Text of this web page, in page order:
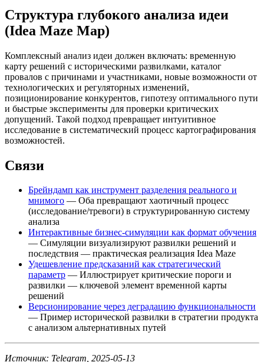
Структура глубокого анализа идеи
(Idea Maze Map)
Комплексный анализ идеи должен включать: временную
карту решений с историческими развилками, каталог
провалов с причинами и участниками, новые возможности от
технологических и регуляторных изменений,
позиционирование конкурентов, гипотезу оптимального пути
и быстрые эксперименты для проверки критических
допущений. Такой подход превращает интуитивное
исследование в систематический процесс картографирования
возможностей.
Связи
Брейндамп как инструмент разделения реального и
мнимого — Оба превращают хаотичный процесс
(исследование/тревоги) в структурированную систему
анализа
Интерактивные бизнес-симуляции как формат обучения
— Симуляции визуализируют развилки решений и
последствия — практическая реализация Idea Maze
Удешевление предсказаний как стратегический
параметр — Иллюстрирует критические пороги и
развилки — ключевой элемент временной карты
решений
Версионирование через деградацию функциональности
— Пример исторической развилки в стратегии продукта
с анализом альтернативных путей
Источник: Telegram, 2025-05-13